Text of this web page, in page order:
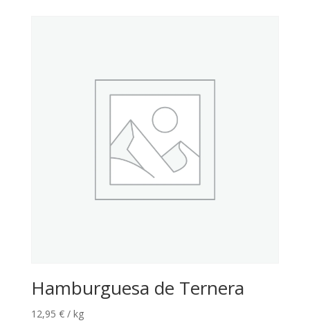
Hamburguesa de Ternera
12,95 € / kg